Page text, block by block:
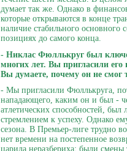
думает так же. Однако в
которые открываются в конце
наличие стабильного основного
позициях до самого конца.
- Никлас Фюллькруг был
многих лет. Вы пригласили
Вы думаете, почему он не
- Мы пригласили Фюллькруга,
нападающего, каким он и был -
атлетических способностей,
стремлением к успеху. Однако
сезона. В Премьер-лиге трудно
нет времени на постепенное
царила неразбериха: были смены